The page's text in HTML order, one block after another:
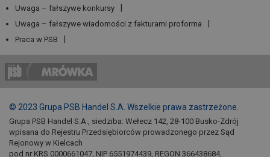
Uwaga – fałszywe konkursy
Uwaga – fałszywe wiadomości z fakturami proforma
Praca w PSB
© 2023 Grupa PSB Handel S.A. Wszelkie prawa zastrzeżone.
Grupa PSB Handel S.A., siedziba: Wełecz 142, 28-100 Busko-Zdrój
wpisana do Rejestru Przedsiębiorców prowadzonego przez Sąd
Rejonowy w Kielcach
pod nr KRS 0000661047, NIP 6551974439, REGON 366438684,